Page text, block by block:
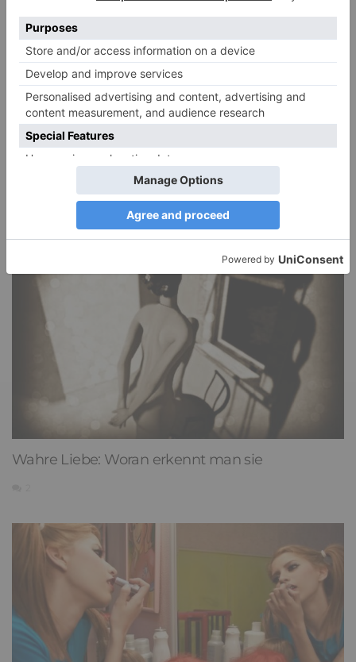
Narzissmus in der Liebe
Wahre Liebe: Woran erkennt man sie